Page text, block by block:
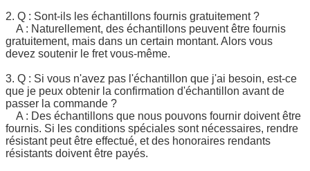
2. Q : Sont-ils les échantillons fournis gratuitement ?
A : Naturellement, des échantillons peuvent être fournis
gratuitement, mais dans un certain montant. Alors vous
devez soutenir le fret vous-même.
3. Q : Si vous n'avez pas l'échantillon que j'ai besoin, est-ce
que je peux obtenir la confirmation d'échantillon avant de
passer la commande ?
A : Des échantillons que nous pouvons fournir doivent être
fournis. Si les conditions spéciales sont nécessaires, rendre
résistant peut être effectué, et des honoraires rendants
résistants doivent être payés.